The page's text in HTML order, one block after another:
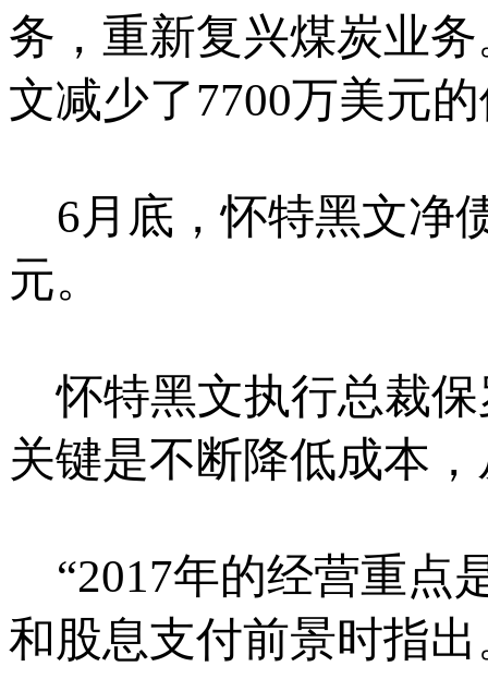
务，重新复兴煤炭业
文减少了7700万美元
6月底，怀特黑文净
元。
怀特黑文执行总裁保
关键是不断降低成本
“2017年的经营重点
和股息支付前景时指出